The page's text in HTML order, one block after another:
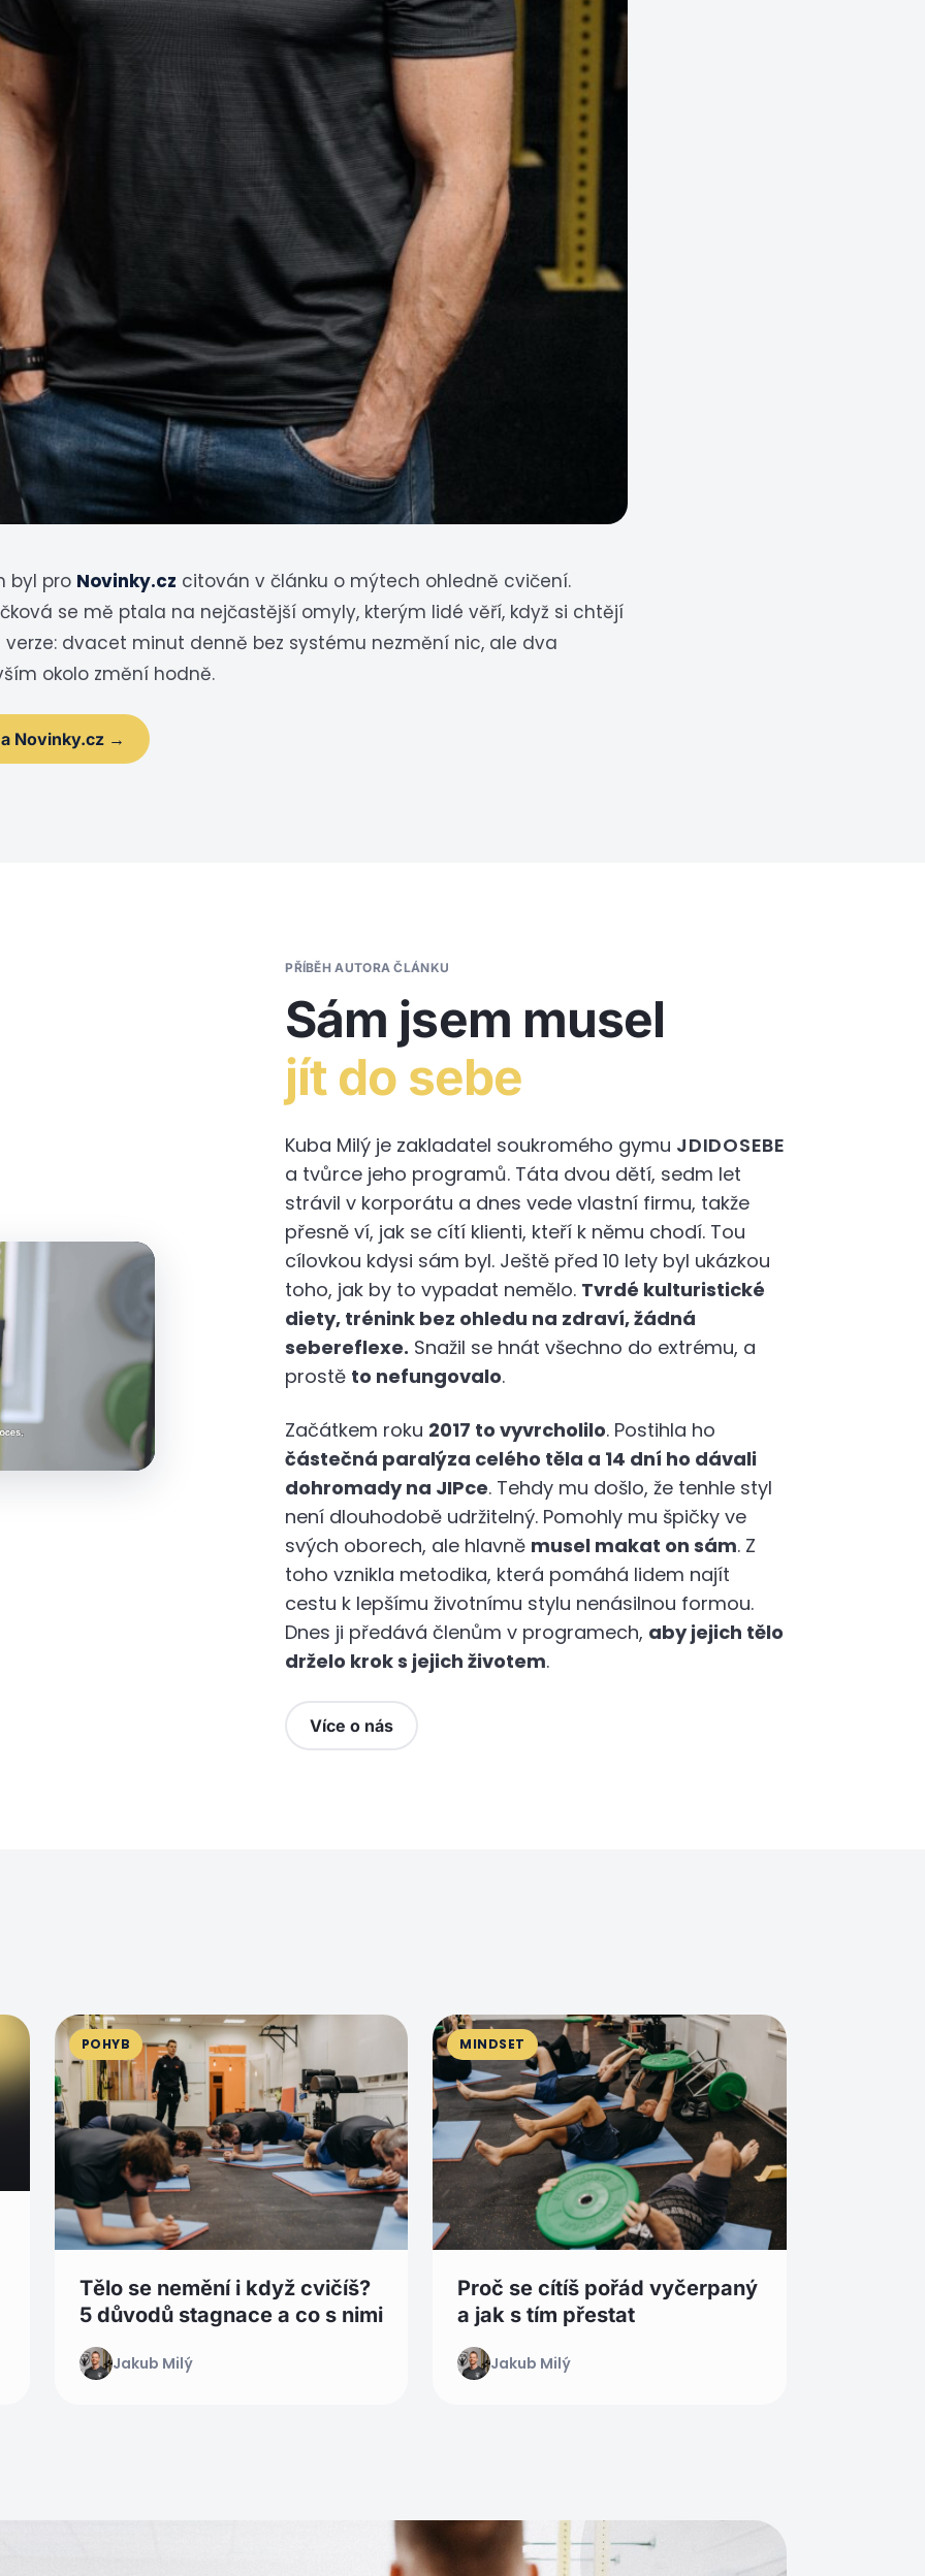
byl pro Novinky.cz citován v článku o mýtech ohledně cvičení.
se mě ptala na nejčastější omyly, kterým lidé věří, když si chtějí
verze: dvacet minut denně bez systému nezmění nic, ale dva
okolo změní hodně.
Novinky.cz →
PŘÍBĚH AUTORA ČLÁNKU
Sám jsem musel
jít do sebe
Kuba Milý je zakladatel soukromého gymu JDIDOSEBE
a tvůrce jeho programů. Táta dvou dětí, sedm let
strávil v korporátu a dnes vede vlastní firmu, takže
přesně ví, jak se cítí klienti, kteří k němu chodí. Tou
cílovkou kdysi sám byl. Ještě před 10 lety byl ukázkou
toho, jak by to vypadat nemělo. Tvrdé kulturistické
diety, trénink bez ohledu na zdraví, žádná
sebereflexe. Snažil se hnát všechno do extrému, a
prostě to nefungovalo.
Začátkem roku 2017 to vyvrcholilo. Postihla ho
částečná paralýza celého těla a 14 dní ho dávali
dohromady na JIPce. Tehdy mu došlo, že tenhle styl
není dlouhodobě udržitelný. Pomohly mu špičky ve
svých oborech, ale hlavně musel makat on sám. Z
toho vznikla metodika, která pomáhá lidem najít
cestu k lepšímu životnímu stylu nenásilnou formou.
Dnes ji předává členům v programech, aby jejich tělo
drželo krok s jejich životem.
Více o nás
POHYB
Tělo se nemění i když cvičíš?
5 důvodů stagnace a co s nimi
Jakub Milý
MINDSET
Proč se cítíš pořád vyčerpaný
a jak s tím přestat
Jakub Milý